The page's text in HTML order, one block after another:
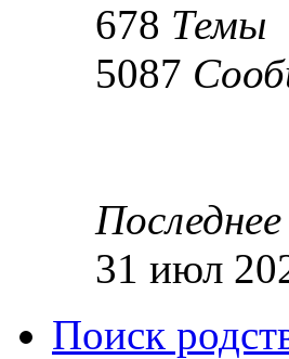
678 Темы
5087
31 июл
Поиск